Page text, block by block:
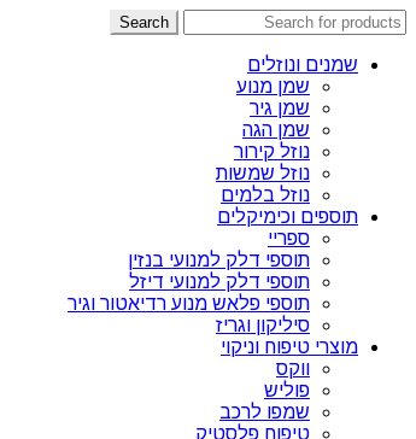
Search
שמנים ונוזלים
שמן מנוע
שמן גיר
שמן הגה
נוזל קירור
נוזל שמשות
נוזל בלמים
תוספים וכימיקלים
ספריי
תוספי דלק למנועי בנזין
תוספי דלק למנועי דיזל
תוספי פלאש מנוע רדיאטור וגיר
סיליקון וגריז
מוצרי טיפוח וניקוי
ווקס
פוליש
שמפו לרכב
טיפוח פלסטיק